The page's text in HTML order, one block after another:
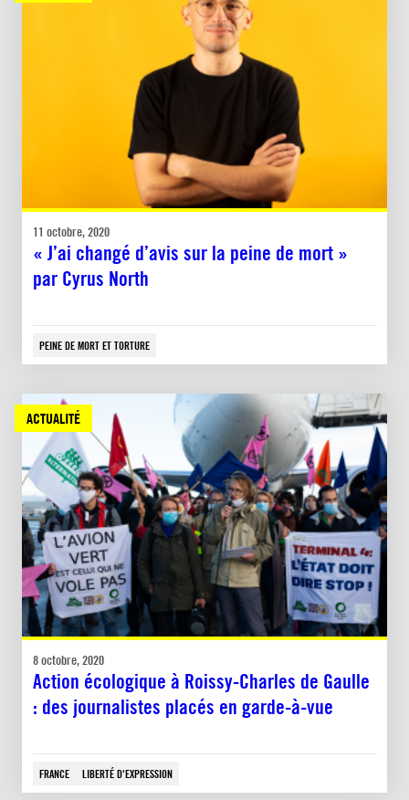
11 octobre, 2020
« J’ai changé d’avis sur la peine de mort »
par Cyrus North
PEINE DE MORT ET TORTURE
ACTUALITÉ
8 octobre, 2020
Action écologique à Roissy-Charles de Gaulle
: des journalistes placés en garde-à-vue
FRANCE LIBERTÉ D'EXPRESSION